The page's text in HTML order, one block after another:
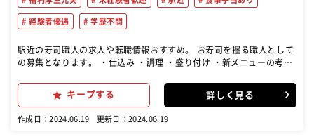
経験者優遇 学歴不問
駅近の寿司職人の求人や転職情報おすすめ。 お寿司を握る職人として
の募集となります。 ・仕込み ・調理 ・盛り付け ・新メニューの考案
心ください♪ わからないことは先輩スタッフにいつでも聞いて下さい
キープする 詳しく見る
作成日：2024.06.19 更新日：2024.06.19